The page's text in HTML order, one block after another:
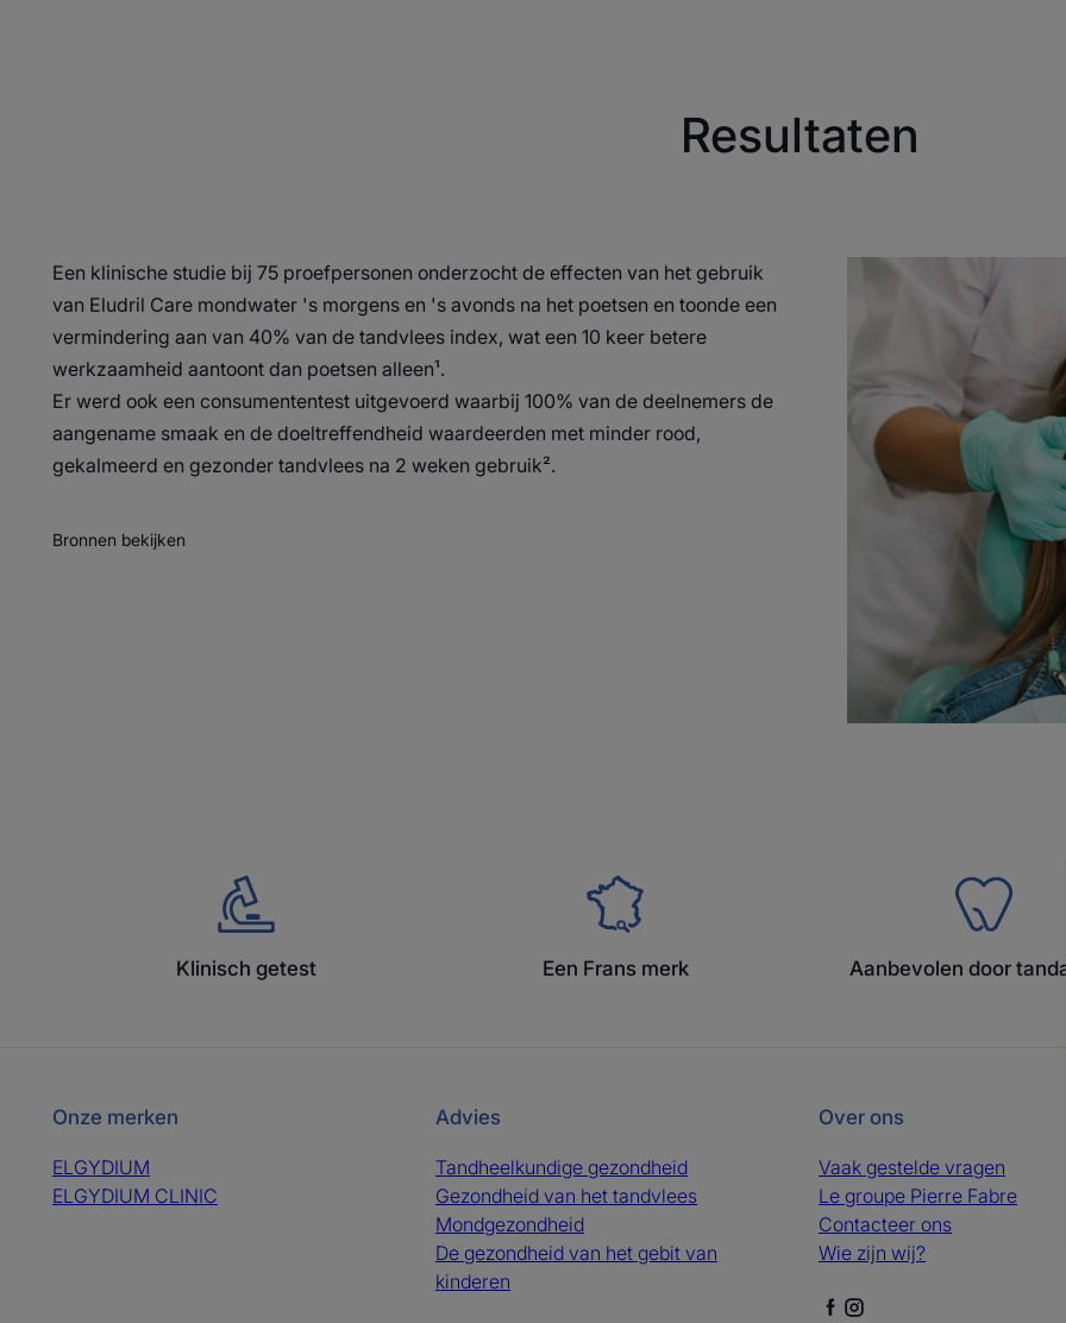
- KLAAR VOOR GEBRUIK : gebruik dit
avonds na het poetsen.
(zelfs die met een beugel) en kinderen
Recyclage
Fles gemaakt van 100% gerecycleerd PET
Resultaten
Een klinische studie bij 75 proefpersonen onderzocht de effecten van het gebruik
van Eludril Care mondwater 's morgens en 's avonds na het poetsen en toonde een
vermindering aan van 40% van de tandvlees index, wat een 10 keer betere
werkzaamheid aantoont dan poetsen alleen¹.
Er werd ook een consumententest uitgevoerd waarbij 100% van de deelnemers de
aangename smaak en de doeltreffendheid waardeerden met minder rood,
gekalmeerd en gezonder tandvlees na 2 weken gebruik².
Bronnen bekijken
Klinisch getest Een Frans merk Aanbevolen door
Onze merken
ELGYDIUM
ELGYDIUM CLINIC
Advies
Tandheelkundige gezondheid
Gezondheid van het tandvlees
Mondgezondheid
De gezondheid van het gebit van
kinderen
Over ons
Vaak gestelde vragen
Le groupe Pierre Fabre
Contacteer ons
Wie zijn wij?